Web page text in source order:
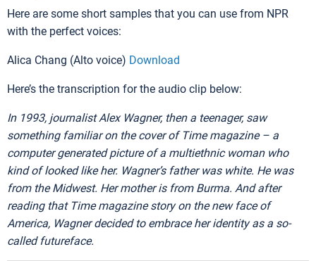
Here are some short samples that you can use from NPR
with the perfect voices:
Alica Chang (Alto voice) Download
Here’s the transcription for the audio clip below:
In 1993, journalist Alex Wagner, then a teenager, saw
something familiar on the cover of Time magazine – a
computer generated picture of a multiethnic woman who
kind of looked like her. Wagner’s father was white. He was
from the Midwest. Her mother is from Burma. And after
reading that Time magazine story on the new face of
America, Wagner decided to embrace her identity as a so-
called futureface.